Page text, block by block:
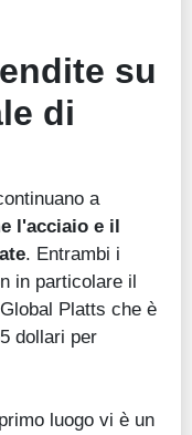
su
di
a
l'acciaio e il
. Entrambi i
in particolare il
Platts che è
dollari per
luogo vi è un